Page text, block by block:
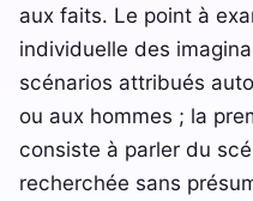
aux faits. Le point à
individuelle des
scénarios attribués
ou aux hommes ; la
consiste à parler du
recherchée sans